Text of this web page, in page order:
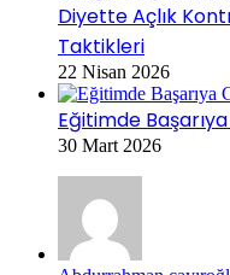
Diyette Açlık
Taktikleri
22 Nisan 2026
Eğitimde
30 Mart 2026